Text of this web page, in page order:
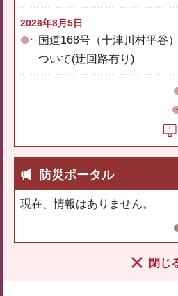
2026年8月5日
国道168号（十津川村平谷
ついて(迂回路有り)
防災ポータル
現在、情報はありません。
閉じ